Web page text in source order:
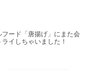
フード「唐揚げ」にまた会
イしちゃいました！